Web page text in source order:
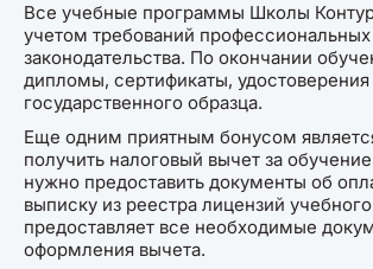
Все учебные программы Школы
учетом требований профессиональных
законодательства. По окончании
дипломы, сертификаты, удостоверения
государственного образца.
Еще одним приятным бонусом
получить налоговый вычет за
нужно предоставить документы об
выписку из реестра лицензий
предоставляет все необходимые
оформления вычета.